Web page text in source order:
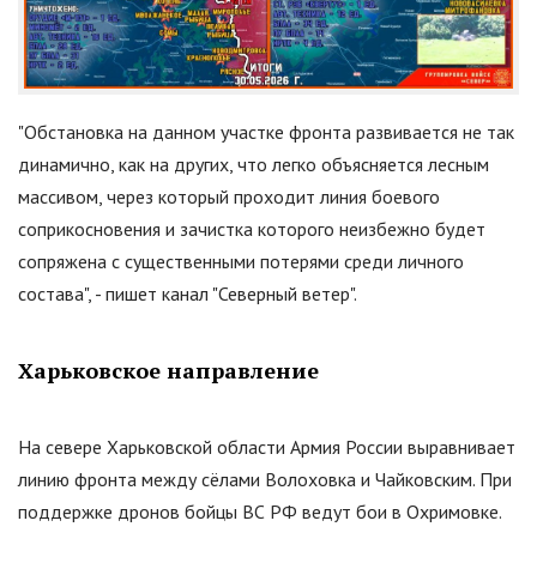
"Обстановка на данном участке фронта развивается не так
динамично, как на других, что легко объясняется лесным
массивом, через который проходит линия боевого
соприкосновения и зачистка которого неизбежно будет
сопряжена с существенными потерями среди личного
состава", - пишет канал "Северный ветер".
Харьковское направление
На севере Харьковской области Армия России выравнивает
линию фронта между сёлами Волоховка и Чайковским. При
поддержке дронов бойцы ВС РФ ведут бои в Охримовке.